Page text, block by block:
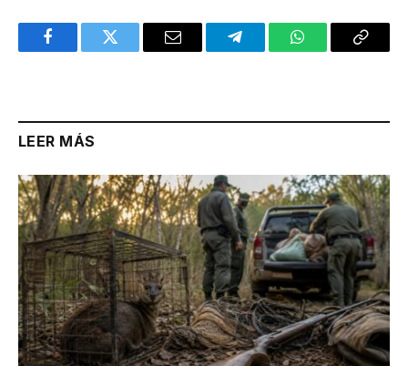
FacebookTwitter Email TelegramWhatsAppCopy
LEER MÁS